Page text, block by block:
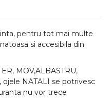
pentru tot mai multe
si accesibila din
MOV,ALBASTRU,
NATALI se potrivesc
nu vor trece